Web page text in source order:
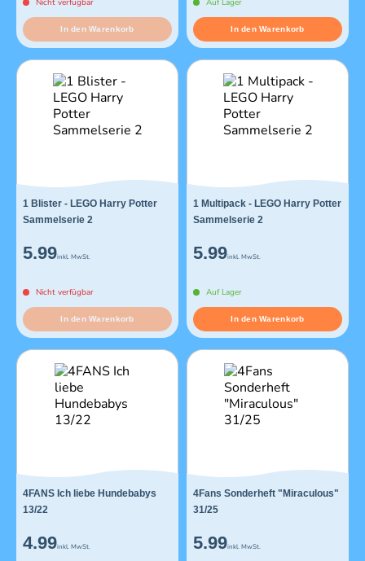
Nicht verfügbar
In den Warenkorb
Auf Lager
In den Warenkorb
1 Blister - LEGO Harry Potter
Sammelserie 2
5.99inkl. MwSt.
Nicht verfügbar
In den Warenkorb
1 Multipack - LEGO Harry Potter
Sammelserie 2
5.99inkl. MwSt.
Auf Lager
In den Warenkorb
4FANS Ich liebe Hundebabys
13/22
4.99inkl. MwSt.
4Fans Sonderheft "Miraculous"
31/25
5.99inkl. MwSt.